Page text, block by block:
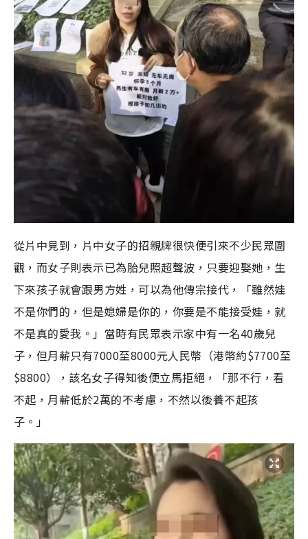
從片中見到，片中女子的招親牌很快便引來不少民眾圍
觀，而女子則表示已為胎兒照超聲波，只要迎娶她，生
下來孩子就會跟男方姓，可以為他傳宗接代，「雖然娃
不是你們的，但是媳婦是你的，你要是不能接受娃，就
不是真的愛我。」當時有民眾表示家中有一名40歲兒
子，但月薪只有7000至8000元人民幣（港幣約$7700至
$8800），該名女子得知後便立馬拒絕，「那不行，看
不起，月薪低於2萬的不考慮，不然以後養不起孩
子。」